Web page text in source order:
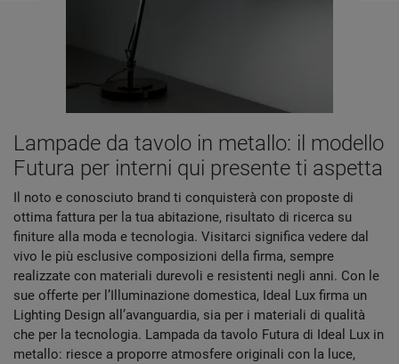
Lampade da tavolo in metallo: il modello
Futura per interni qui presente ti aspetta
Il noto e conosciuto brand ti conquisterà con proposte di
ottima fattura per la tua abitazione, risultato di ricerca su
finiture alla moda e tecnologia. Visitarci significa vedere dal
vivo le più esclusive composizioni della firma, sempre
realizzate con materiali durevoli e resistenti negli anni. Con le
sue offerte per l’Illuminazione domestica, Ideal Lux firma un
Lighting Design all’avanguardia, sia per i materiali di qualità
che per la tecnologia. Lampada da tavolo Futura di Ideal Lux in
metallo: riesce a proporre atmosfere originali con la luce,